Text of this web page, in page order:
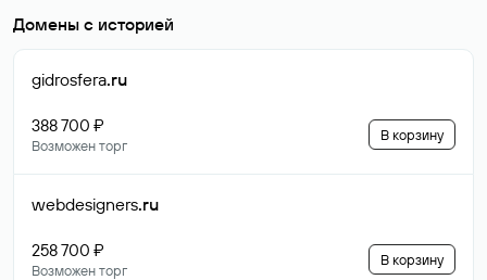
Домены с историей
gidrosfera.ru
388 700 ₽
Возможен торг
В корзину
webdesigners.ru
258 700 ₽
Возможен торг
В корзину